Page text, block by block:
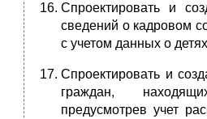
Спроектировать и
сведений о кадровом
с учетом данных о
Спроектировать и
граждан,
предусмотрев учет